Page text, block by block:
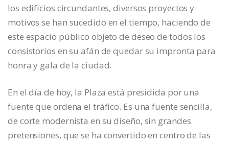
los edificios circundantes, diversos proyectos y
motivos se han sucedido en el tiempo, haciendo de
este espacio público objeto de deseo de todos los
consistorios en su afán de quedar su impronta para
honra y gala de la ciudad.
En el día de hoy, la Plaza está presidida por una
fuente que ordena el tráfico. Es una fuente sencilla,
de corte modernista en su diseño, sin grandes
pretensiones, que se ha convertido en centro de las